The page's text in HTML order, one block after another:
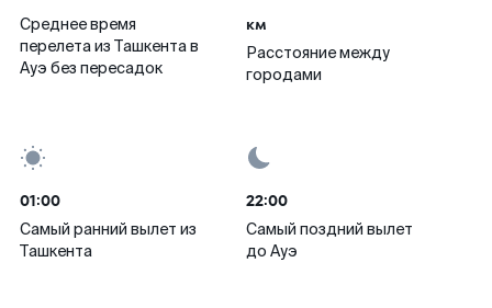
Среднее время
перелета из Ташкента в
Ауэ без пересадок
км
Расстояние между
городами
01:00
Самый ранний вылет из
Ташкента
22:00
Самый поздний вылет
до Ауэ